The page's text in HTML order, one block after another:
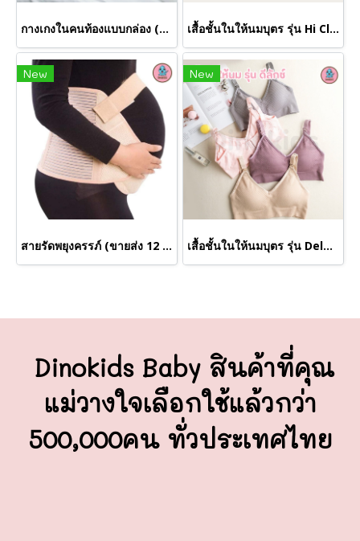
กางเกงในคนท้องแบบกล่อง (ขายส่งเริ่มต้น 12 ตัว) เสื้อชั้นในให้นมบุตร รุ่น Hi Class AU168 (ขายส่งเริ่มต้น 12 ตัว )
New
สายรัดพยุงครรภ์ (ขายส่ง 12 ชิ้น)
New
เสื้อชั้นในให้นมบุตร รุ่น Deluxe AU16 (ขายส่งเริ่มต้น 12 ตัว)
Dinokids Baby สินค้าที่คุณ
แม่วางใจเลือกใช้แล้วกว่า
500,000คน ทั่วประเทศไทย